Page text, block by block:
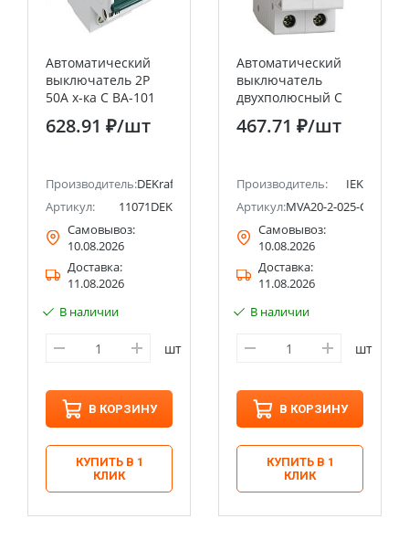
Автоматический
выключатель 2Р
50А х-ка C ВА-101
4,5кА DEKraft
628.91 ₽/шт
Производитель:DEKraft
Артикул:
11071DEK
Самовывоз:
10.08.2026
Доставка:
11.08.2026
В наличии
шт
В КОРЗИНУ
КУПИТЬ В 1
КЛИК
Автоматический
выключатель
двухполюсный C
25А 4.5кА ВА47-29
IEK
467.71 ₽/шт
Производитель:
IEK
Артикул:MVA20-2-025-C
Самовывоз:
10.08.2026
Доставка:
11.08.2026
В наличии
шт
В КОРЗИНУ
КУПИТЬ В 1
КЛИК